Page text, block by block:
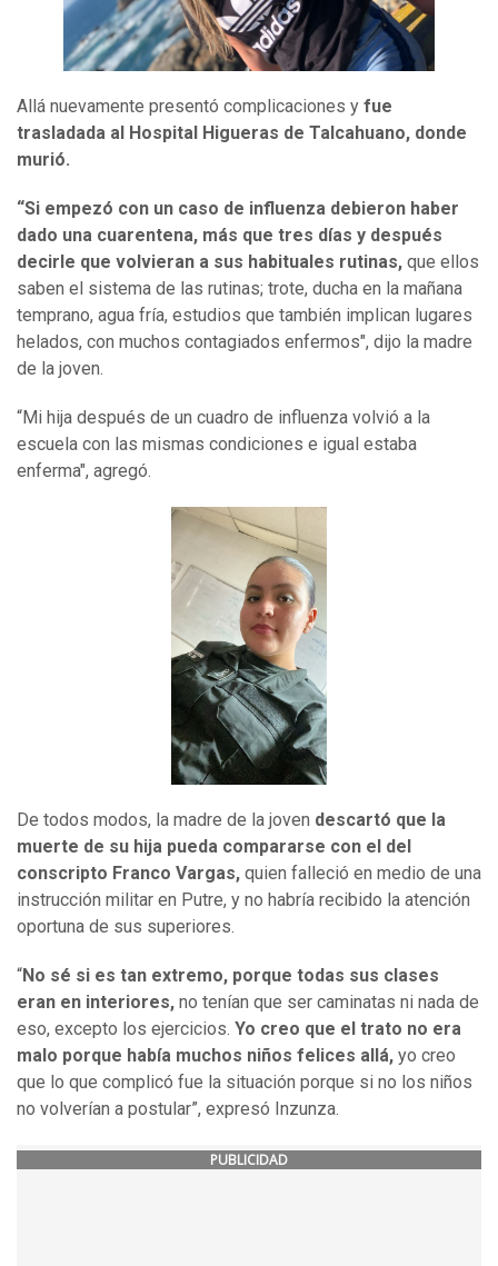
Allá nuevamente presentó complicaciones y fue
trasladada al Hospital Higueras de Talcahuano, donde
murió.
“Si empezó con un caso de influenza debieron haber
dado una cuarentena, más que tres días y después
decirle que volvieran a sus habituales rutinas, que ellos
saben el sistema de las rutinas; trote, ducha en la mañana
temprano, agua fría, estudios que también implican lugares
helados, con muchos contagiados enfermos", dijo la madre
de la joven.
“Mi hija después de un cuadro de influenza volvió a la
escuela con las mismas condiciones e igual estaba
enferma", agregó.
De todos modos, la madre de la joven descartó que la
muerte de su hija pueda compararse con el del
conscripto Franco Vargas, quien falleció en medio de una
instrucción militar en Putre, y no habría recibido la atención
oportuna de sus superiores.
“No sé si es tan extremo, porque todas sus clases
eran en interiores, no tenían que ser caminatas ni nada de
eso, excepto los ejercicios. Yo creo que el trato no era
malo porque había muchos niños felices allá, yo creo
que lo que complicó fue la situación porque si no los niños
no volverían a postular”, expresó Inzunza.
PUBLICIDAD